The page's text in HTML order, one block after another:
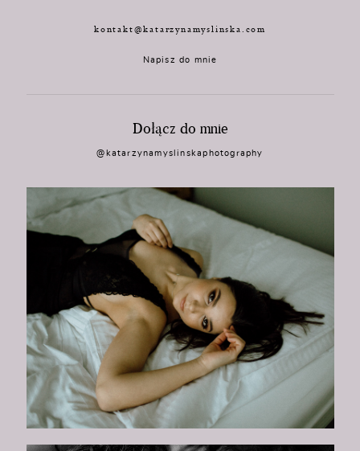
kontakt@katarzynamyslinska.com
Napisz do mnie
Dołącz do mnie
@katarzynamyslinskaphotography